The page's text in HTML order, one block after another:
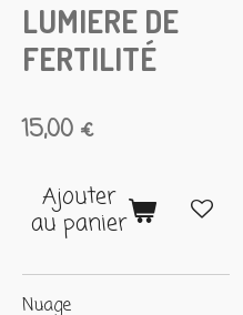
LUMIERE DE
FERTILITÉ
15,00 €
Ajouter
au panier
Nuage